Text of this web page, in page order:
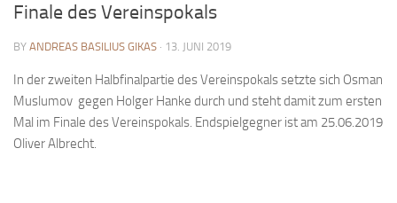
Vereinspokalturnier
Vereinsschnellschachmeisterschaft
Blitzturnierserie
Schnellturnierserie
Bayernpokal
Finale des Vereinspokals
BY ANDREAS BASILIUS GIKAS · 13. JUNI 2019
In der zweiten Halbfinalpartie des Vereinspokals setzte sich Osman
Muslumov gegen Holger Hanke durch und steht damit zum ersten
Mal im Finale des Vereinspokals. Endspielgegner ist am 25.06.2019
Oliver Albrecht.